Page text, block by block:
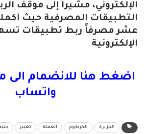
الإلكتروني، مشيراً إلى موقف
التطبيقات المصرفية حيث
عشر مصرفاً ربط تطبيقات
الإلكترونية
اضغط هنا للانضمام الى
واتساب
الجزيرة الخرطوم العملة تغيير